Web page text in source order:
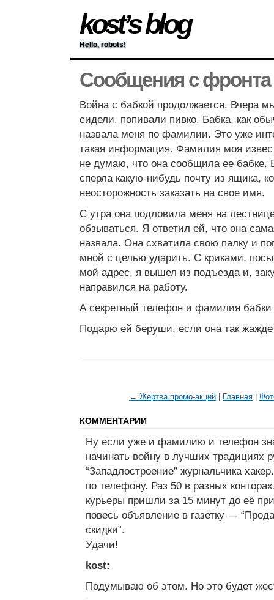
kost’s blog
Hello, robots!
Сообщения с фронта
Война с бабкой продолжается. Вчера
сидели, попивали пивко. Бабка, как
назвала меня по фамилии. Это уже
такая информация. Фамилия моя
не думаю, что она сообщила ее бабке.
сперла какую-нибудь почту из ящика,
неосторожность заказать на свое имя.
С утра она подловила меня на
обзываться. Я ответил ей, что она
назвала. Она схватила свою палку и
мной с целью ударить. С криками,
мой адрес, я вышел из подъезда и,
направился на работу.
А секретный телефон и фамилия
Подарю ей беруши, если она так
← Жертва промо-акций Главная
КОММЕНТАРИИ
Ну если уже и фамилию и телефон
начинать войну в лучших традициях
“Западлостроение” журнальчика
по телефону. Раз 50 в разных
курьеры пришли за 15 минут до её
повесь объявление в газетку —
скидки”.
Удачи!
kost:
Подумываю об этом. Но это будет